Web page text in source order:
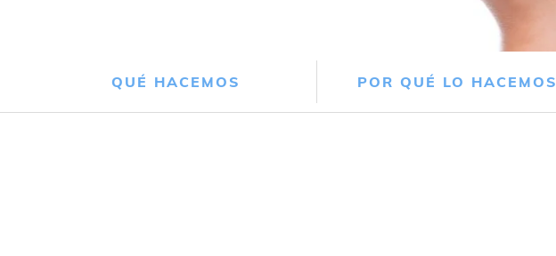
QUÉ HACEMOS POR QUÉ LO HACEMOS